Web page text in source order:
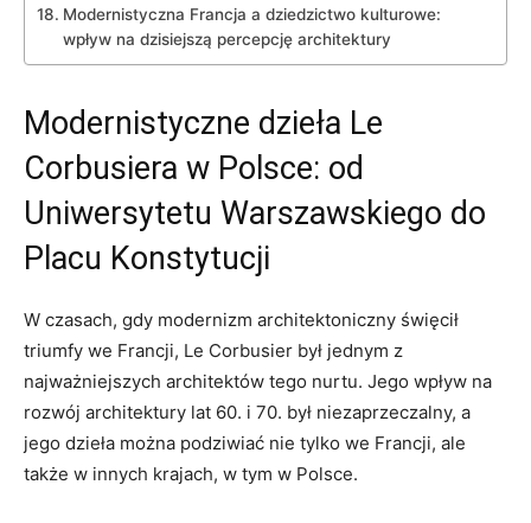
Modernistyczna Francja a dziedzictwo kulturowe:
wpływ na dzisiejszą percepcję​ architektury
Modernistyczne dzieła Le
Corbusiera w Polsce: od
Uniwersytetu Warszawskiego⁣ do
Placu Konstytucji
W⁣ czasach, gdy modernizm architektoniczny święcił
triumfy we Francji, Le⁤ Corbusier był ‌jednym z
najważniejszych architektów tego nurtu. Jego wpływ na
rozwój architektury lat 60. i⁢ 70.‍ był niezaprzeczalny, a
jego dzieła​ można podziwiać nie tylko we Francji, ale
także w innych krajach,‍ w ⁤tym w Polsce.